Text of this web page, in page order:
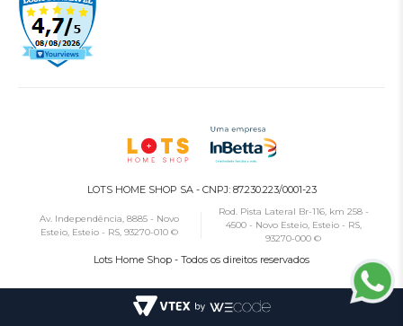
LOTS HOME SHOP SA - CNPJ: 87.230.223/0001-23
Av. Independência, 8885 - Novo
Esteio, Esteio - RS, 93270-010 ©
Rod. Pista Lateral Br-116, km 258 -
4500 - Novo Esteio, Esteio - RS,
93270-000 ©
Lots Home Shop - Todos os direitos reservados